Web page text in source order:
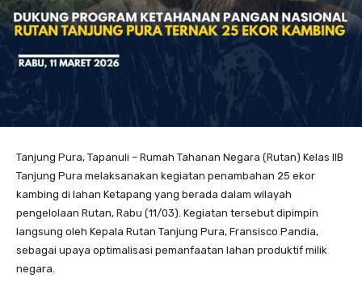
Tanjung Pura, Tapanuli – Rumah Tahanan Negara (Rutan) Kelas IIB
Tanjung Pura melaksanakan kegiatan penambahan 25 ekor
kambing di lahan Ketapang yang berada dalam wilayah
pengelolaan Rutan, Rabu (11/03). Kegiatan tersebut dipimpin
langsung oleh Kepala Rutan Tanjung Pura, Fransisco Pandia,
sebagai upaya optimalisasi pemanfaatan lahan produktif milik
negara.